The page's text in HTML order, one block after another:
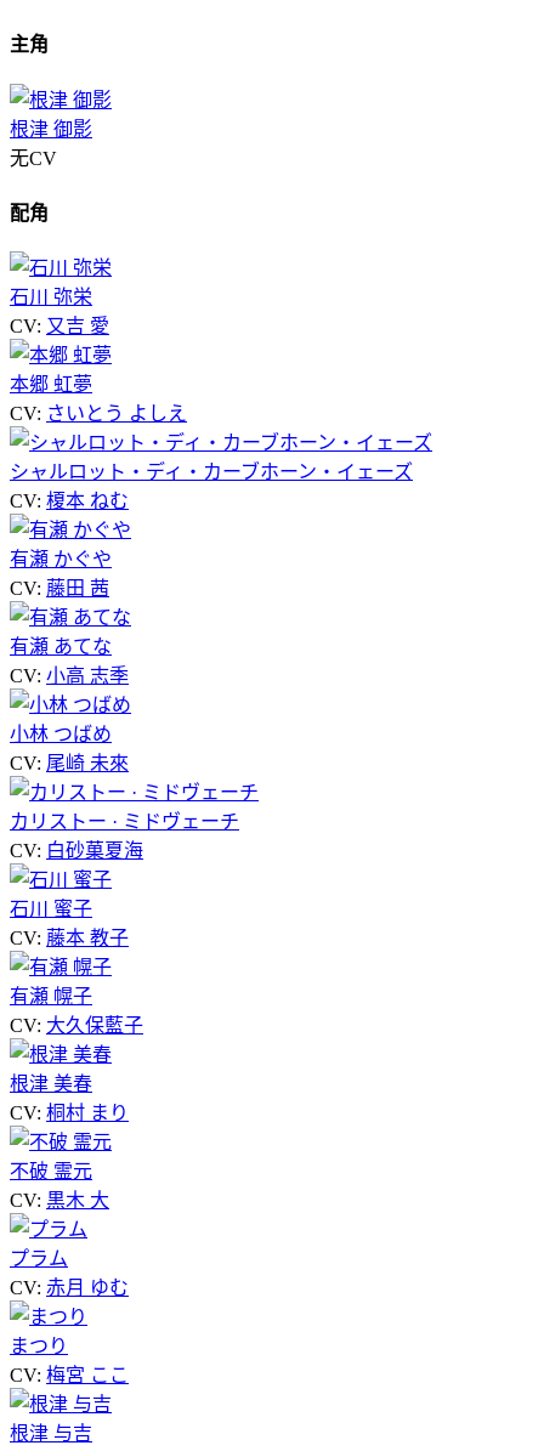
主角
根津 御影
无CV
配角
石川 弥栄
CV: 又吉 愛
本郷 虹夢
CV: さいとう よしえ
シャルロット・ディ・カーブホーン・イェーズ
CV: 榎本 ねむ
有瀬 かぐや
CV: 藤田 茜
有瀬 あてな
CV: 小高 志季
小林 つばめ
CV: 尾崎 未來
カリストー · ミドヴェーチ
CV: 白砂菓夏海
石川 蜜子
CV: 藤本 教子
有瀬 幌子
CV: 大久保藍子
根津 美春
CV: 桐村 まり
不破 霊元
CV: 黒木 大
プラム
CV: 赤月 ゆむ
まつり
CV: 梅宮 ここ
根津 与吉